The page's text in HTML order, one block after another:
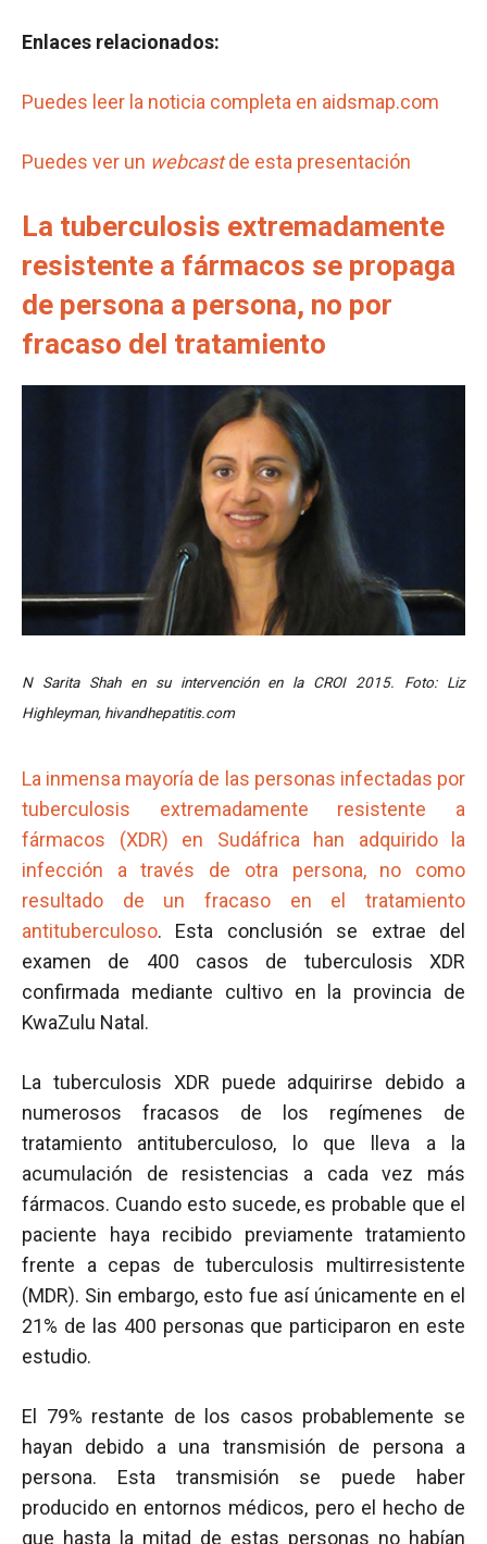
Enlaces relacionados:
Puedes leer la noticia completa en aidsmap.com
Puedes ver un webcastde esta presentación
La tuberculosis extremadamente
resistente a fármacos se propaga
de persona a persona, no por
fracaso del tratamiento
N Sarita Shah en su intervención en la CROI 2015. Foto: Liz
Highleyman, hivandhepatitis.com
La inmensa mayoría de las personas infectadas por
tuberculosis extremadamente resistente a
fármacos (XDR) en Sudáfrica han adquirido la
infección a través de otra persona, no como
resultado de un fracaso en el tratamiento
antituberculoso. Esta conclusión se extrae del
examen de 400 casos de tuberculosis XDR
confirmada mediante cultivo en la provincia de
KwaZulu Natal.
La tuberculosis XDR puede adquirirse debido a
numerosos fracasos de los regímenes de
tratamiento antituberculoso, lo que lleva a la
acumulación de resistencias a cada vez más
fármacos. Cuando esto sucede, es probable que el
paciente haya recibido previamente tratamiento
frente a cepas de tuberculosis multirresistente
(MDR). Sin embargo, esto fue así únicamente en el
21% de las 400 personas que participaron en este
estudio.
El 79% restante de los casos probablemente se
hayan debido a una transmisión de persona a
persona. Esta transmisión se puede haber
producido en entornos médicos, pero el hecho de
que hasta la mitad de estas personas no habían